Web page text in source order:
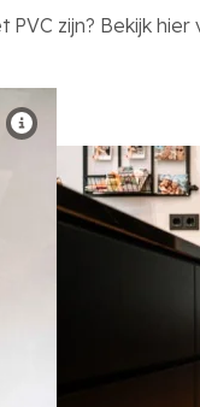
zijn? Bekijk